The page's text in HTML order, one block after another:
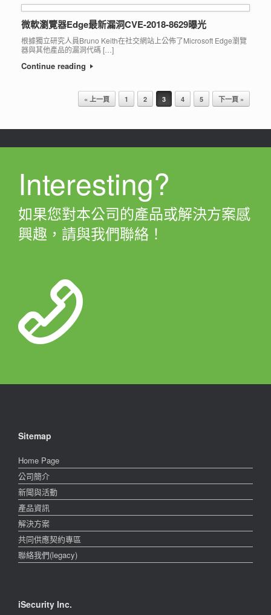
微軟瀏覽器Edge最新漏洞CVE-2018-8629曝光
根據獨立研究人員Bruno Keith在社交網站上公佈了Microsoft Edge瀏覽
器與其他產品的漏洞代碼 […]
Continue reading
« 上一頁 1 2 3 4 5 下一頁 »
Interesting?
如果您對本公司的產品或解決方案感
興趣，請與我們聯絡！
Sitemap
Home Page
公司簡介
新聞與活動
產品資訊
解決方案
共同供應契約專區
聯絡我們(legacy)
iSecurity Inc.